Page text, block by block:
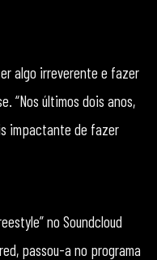
algo irreverente e fazer
“Nos últimos dois anos,
impactante de fazer
no Soundcloud
passou-a no programa